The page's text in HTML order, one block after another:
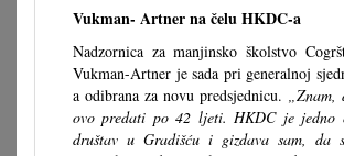
Vukman- Artner na čelu HKDC-a
Nadzornica za manjinsko školstvo
Vukman-Artner je sada pri generalnoj
a odibrana za novu predsjednicu.
ovo predati po 42 ljeti. HKDC je jedno
društav u Gradišću i gizdava sam, da